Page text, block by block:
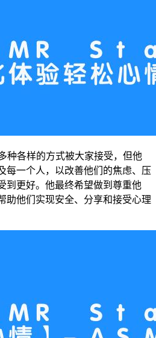
种各样的方式被大家接受，但他
每一个人，以改善他们的焦虑、压
到更好。他最终希望做到尊重他
助他们实现安全、分享和接受心理